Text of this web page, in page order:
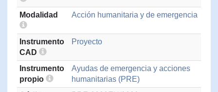
Modalidad Acción humanitaria y de emergencia
Instrumento
CAD
Proyecto
Instrumento
propio
Ayudas de emergencia y acciones
humanitarias (PRE)